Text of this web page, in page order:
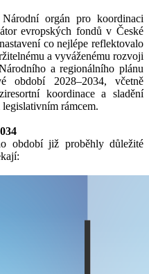
orgán pro koordinaci
evropských fondů v České
co nejlépe reflektovalo
a vyváženému rozvoji
a regionálního plánu
období 2028–2034, včetně
koordinace a sladění
rámcem.
období již proběhly důležité